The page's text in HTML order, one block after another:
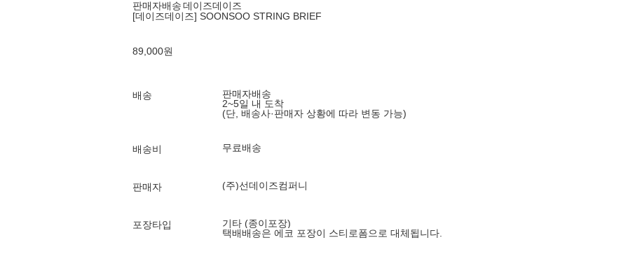
판매자배송데이즈데이즈
[데이즈데이즈] SOONSOO STRING BRIEF
89,000원
배송
판매자배송
2~5일 내 도착
(단, 배송사·판매자 상황에 따라 변동 가능)
배송비 무료배송
판매자 (주)선데이즈컴퍼니
포장타입
기타 (종이포장)
택배배송은 에코 포장이 스티로폼으로 대체됩니다.